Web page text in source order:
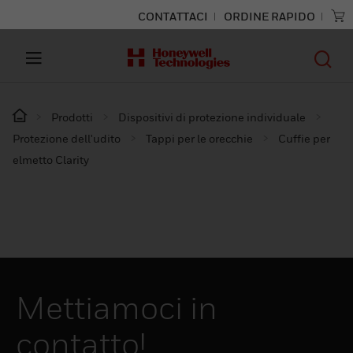
CONTATTACI ORDINE RAPIDO
Prodotti
Dispositivi di protezione individuale
Protezione dell'udito
Tappi per le orecchie
Cuffie per
elmetto Clarity
Mettiamoci in
contatto!